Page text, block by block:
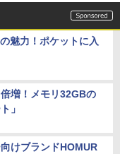
魅力！ポケットに入
増！メモリ32GBの
」
けブランドHOMUR